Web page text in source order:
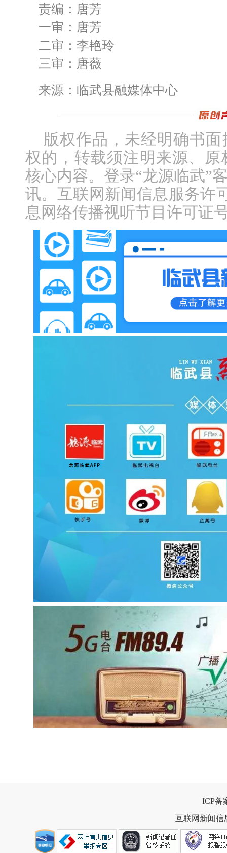
责编：唐芳
一审：唐芳
二审：李艳玲
三审：唐薇
来源：临武县融媒体中心
版权作品，未经明确书
权的，转载须注明来源、
核心内容。登录“龙源临武”
讯。互联网新闻信息服务许
息网络传播视听节目许可证
ICP备
互联网新闻信